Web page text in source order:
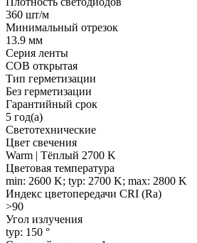
360 шт/м
Минимальный отрезок
13.9 мм
Серия ленты
COB открытая
Тип герметизации
Без герметизации
Гарантийный срок
5 год(а)
Светотехнические
Цвет свечения
Warm | Тёплый 2700 K
Цветовая температура
min: 2600 K; typ: 2700 K; max: 2800 K
Индекс цветопередачи CRI (Ra)
>90
Угол излучения
typ: 150 °